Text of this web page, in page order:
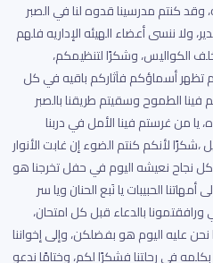
وقد كنتم مدرسينا قدوه لنا في الصبر
ولا ننسى أعضاء الهيئه الإداريه فلهم
الكواليس، وشكرًا لتنظيمكم،
تظهر أسماؤكم فآثاركم باقيه في كل
فينا الطموح وسقيتم طريقنا بالصبر
يا من غرستم فينا الأمل في دربنا
،شكرًا لأنكم كنتم الضوء إن غابت الأنوار
نجاح نعيشه اليوم في حفل تخرجنا هو
الحبيبات يا نَبع الحنان ويا سر
ورافقتمونا بالدعاء قبل كل امتحان،
عليه اليوم هو بفضلكن، وإلى إخواننا
في رحلتنا فشكرًا لكم، وختامًا ندعو